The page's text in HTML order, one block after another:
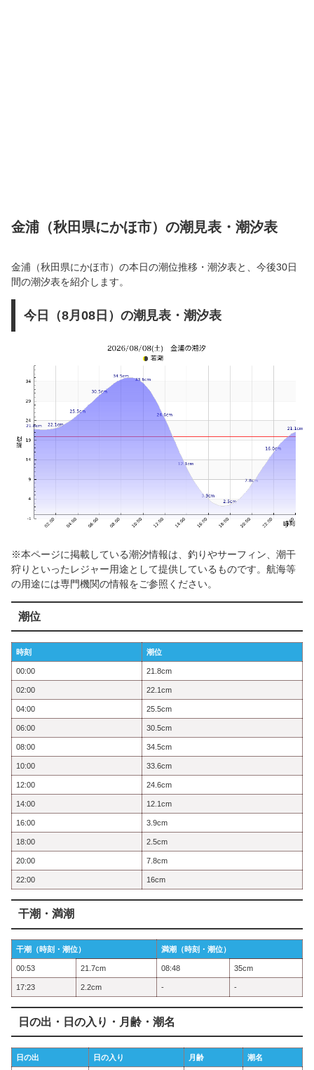
金浦（秋田県にかほ市）の潮見表・潮汐表
金浦（秋田県にかほ市）の本日の潮位推移・潮汐表と、今後30日
間の潮汐表を紹介します。
今日（8月08日）の潮見表・潮汐表
※本ページに掲載している潮汐情報は、釣りやサーフィン、潮干
狩りといったレジャー用途として提供しているものです。航海等
の用途には専門機関の情報をご参照ください。
潮位
時刻 潮位
00:00 21.8cm
02:00 22.1cm
04:00 25.5cm
06:00 30.5cm
08:00 34.5cm
10:00 33.6cm
12:00 24.6cm
14:00 12.1cm
16:00 3.9cm
18:00 2.5cm
20:00 7.8cm
22:00 16cm
干潮・満潮
干潮（時刻・潮位） 満潮（時刻・潮位）
00:53 21.7cm 08:48 35cm
17:23 2.2cm - -
日の出・日の入り・月齢・潮名
日の出 日の入り 月齢 潮名